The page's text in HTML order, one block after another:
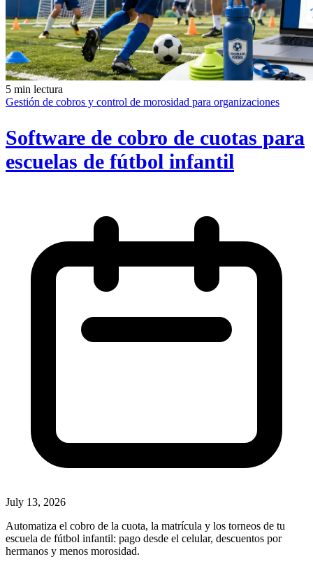
5 min lectura
Gestión de cobros y control de morosidad para organizaciones
Software de cobro de cuotas para
escuelas de fútbol infantil
July 13, 2026
Automatiza el cobro de la cuota, la matrícula y los torneos de tu
escuela de fútbol infantil: pago desde el celular, descuentos por
hermanos y menos morosidad.